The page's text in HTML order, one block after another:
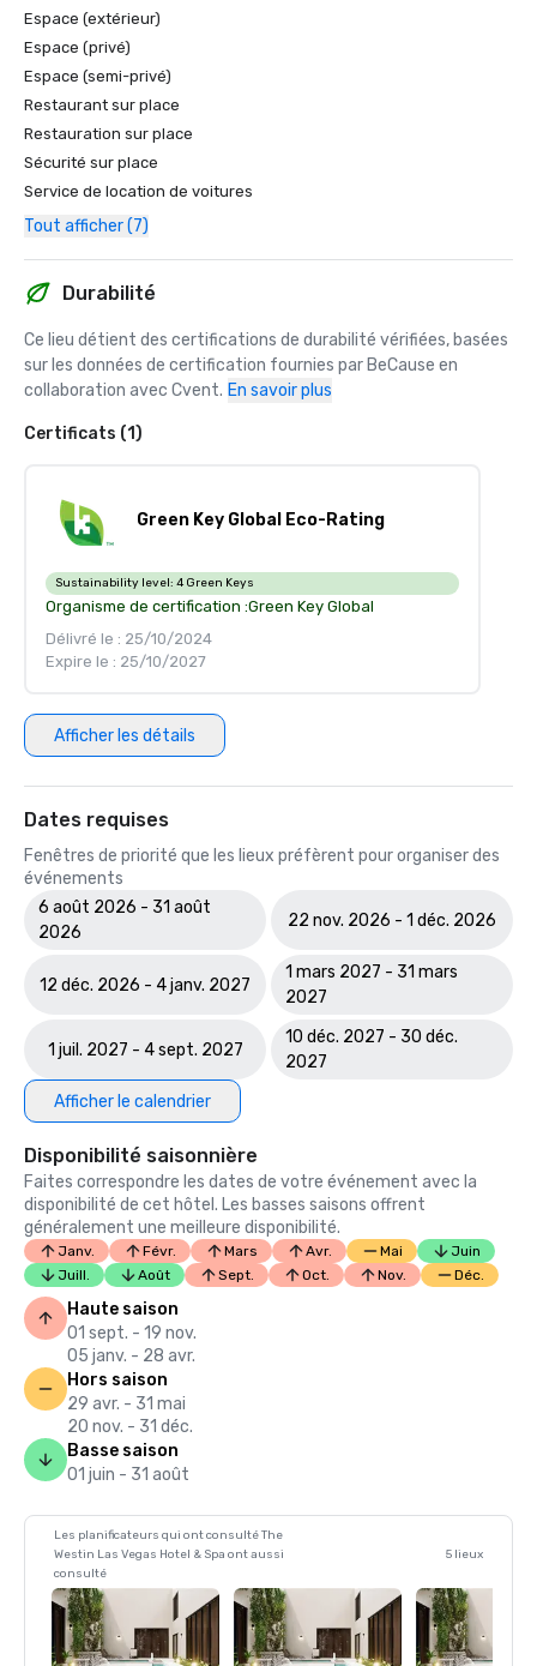
Espace (extérieur)
Espace (privé)
Espace (semi-privé)
Restaurant sur place
Restauration sur place
Sécurité sur place
Service de location de voitures
Tout afficher (7)
Durabilité
Ce lieu détient des certifications de durabilité vérifiées, basées
sur les données de certification fournies par BeCause en
collaboration avec Cvent. En savoir plus
Certificats (1)
Green Key Global Eco-Rating
Sustainability level: 4 Green Keys
Organisme de certification :Green Key Global
Délivré le : 25/10/2024
Expire le : 25/10/2027
Afficher les détails
Dates requises
Fenêtres de priorité que les lieux préfèrent pour organiser des
événements
6 août 2026 - 31 août
2026
22 nov. 2026 - 1 déc. 2026
12 déc. 2026 - 4 janv. 2027
1 mars 2027 - 31 mars
2027
1 juil. 2027 - 4 sept. 2027
10 déc. 2027 - 30 déc.
2027
Afficher le calendrier
Disponibilité saisonnière
Faites correspondre les dates de votre événement avec la
disponibilité de cet hôtel. Les basses saisons offrent
généralement une meilleure disponibilité.
Janv. Févr. Mars Avr. Mai
Juin
Juill.
Août Sept. Oct. Nov. Déc.
Haute saison
01 sept. - 19 nov.
05 janv. - 28 avr.
Hors saison
29 avr. - 31 mai
20 nov. - 31 déc.
Basse saison
01 juin - 31 août
Les planificateurs qui ont consulté The
Westin Las Vegas Hotel & Spa ont aussi
consulté
5 lieux